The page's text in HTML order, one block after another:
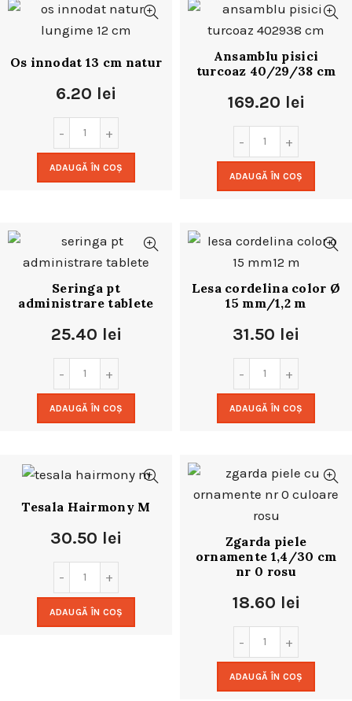
Os innodat 13 cm natur
6.20 lei
ADAUGĂ ÎN COȘ
Ansamblu pisici
turcoaz 40/29/38 cm
169.20 lei
ADAUGĂ ÎN COȘ
Seringa pt
administrare tablete
25.40 lei
ADAUGĂ ÎN COȘ
Lesa cordelina color Ø
15 mm/1,2 m
31.50 lei
ADAUGĂ ÎN COȘ
Tesala Hairmony M
30.50 lei
ADAUGĂ ÎN COȘ
Zgarda piele
ornamente 1,4/30 cm
nr 0 rosu
18.60 lei
ADAUGĂ ÎN COȘ